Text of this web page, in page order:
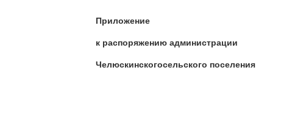
Приложение
к распоряжению администрации
Челюскинскогосельского поселения
14 марта